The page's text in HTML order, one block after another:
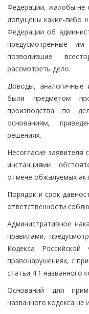
Федерации, жалобы не
допущены какие-либо
Федерации об
предусмотренные
позволившие
рассмотреть дело.
Доводы,
были предметом
производства по
основаниям,
решениях.
Несогласие заявителя
инстанциями
отмене обжалуемых
Порядок и срок
ответственности
Административное
правилами,
Кодекса Российской
правонарушениях, с
статьи 4.1 названного
Оснований для
названного кодекса не